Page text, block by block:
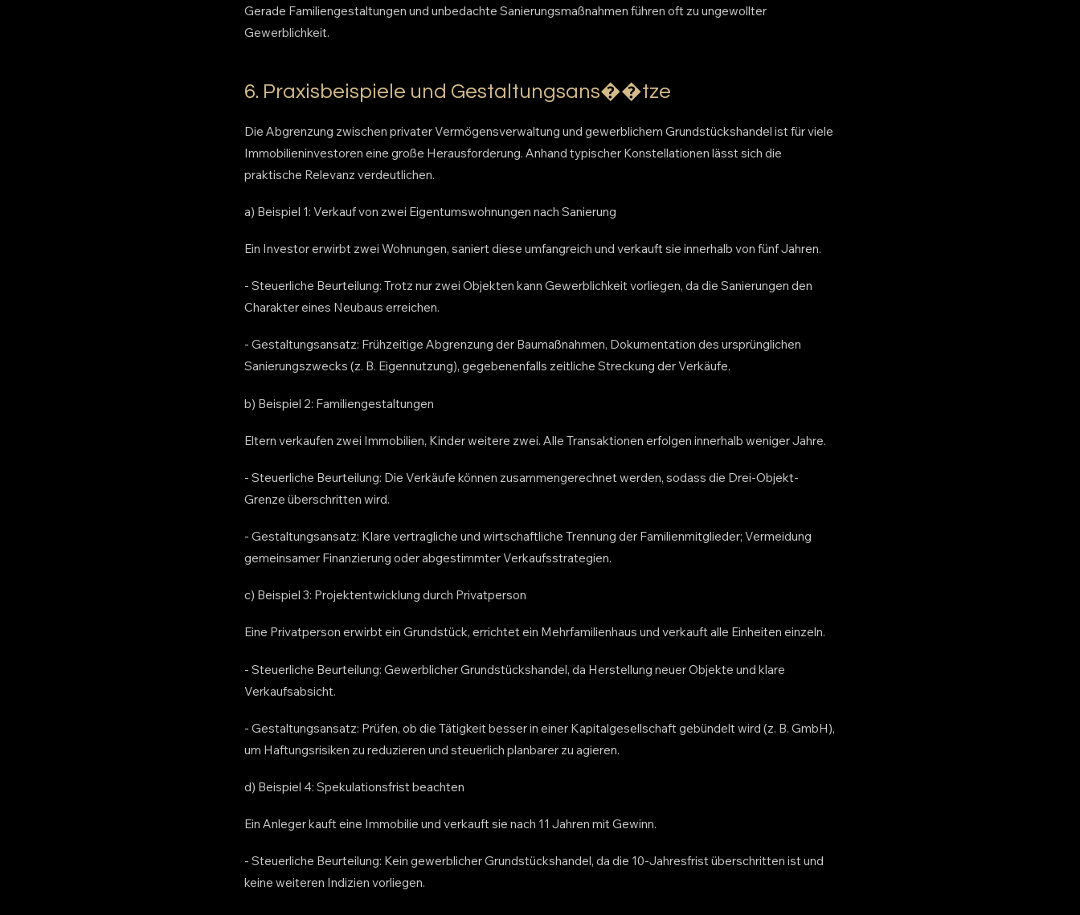
Gerade Familiengestaltungen und unbedachte Sanierungsmaßnahmen führen oft zu ungewollter
Gewerblichkeit.
6. Praxisbeispiele und Gestaltungsans��tze
Die Abgrenzung zwischen privater Vermögensverwaltung und gewerblichem Grundstückshandel ist für viele
Immobilieninvestoren eine große Herausforderung. Anhand typischer Konstellationen lässt sich die
praktische Relevanz verdeutlichen.
a) Beispiel 1: Verkauf von zwei Eigentumswohnungen nach Sanierung
Ein Investor erwirbt zwei Wohnungen, saniert diese umfangreich und verkauft sie innerhalb von fünf Jahren.
- Steuerliche Beurteilung: Trotz nur zwei Objekten kann Gewerblichkeit vorliegen, da die Sanierungen den
Charakter eines Neubaus erreichen.
- Gestaltungsansatz: Frühzeitige Abgrenzung der Baumaßnahmen, Dokumentation des ursprünglichen
Sanierungszwecks (z. B. Eigennutzung), gegebenenfalls zeitliche Streckung der Verkäufe.
b) Beispiel 2: Familiengestaltungen
Eltern verkaufen zwei Immobilien, Kinder weitere zwei. Alle Transaktionen erfolgen innerhalb weniger Jahre.
- Steuerliche Beurteilung: Die Verkäufe können zusammengerechnet werden, sodass die Drei-Objekt-
Grenze überschritten wird.
- Gestaltungsansatz: Klare vertragliche und wirtschaftliche Trennung der Familienmitglieder; Vermeidung
gemeinsamer Finanzierung oder abgestimmter Verkaufsstrategien.
c) Beispiel 3: Projektentwicklung durch Privatperson
Eine Privatperson erwirbt ein Grundstück, errichtet ein Mehrfamilienhaus und verkauft alle Einheiten einzeln.
- Steuerliche Beurteilung: Gewerblicher Grundstückshandel, da Herstellung neuer Objekte und klare
Verkaufsabsicht.
- Gestaltungsansatz: Prüfen, ob die Tätigkeit besser in einer Kapitalgesellschaft gebündelt wird (z. B. GmbH),
um Haftungsrisiken zu reduzieren und steuerlich planbarer zu agieren.
d) Beispiel 4: Spekulationsfrist beachten
Ein Anleger kauft eine Immobilie und verkauft sie nach 11 Jahren mit Gewinn.
- Steuerliche Beurteilung: Kein gewerblicher Grundstückshandel, da die 10-Jahresfrist überschritten ist und
keine weiteren Indizien vorliegen.